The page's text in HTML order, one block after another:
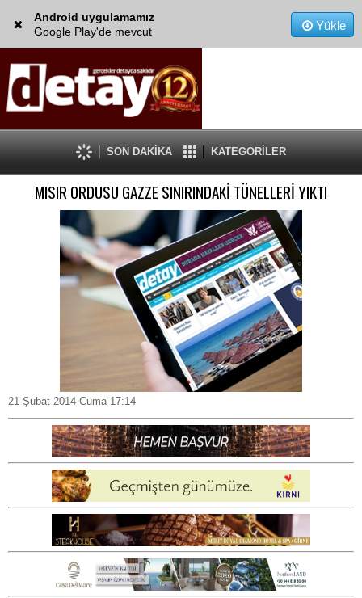
Android uygulamamız
Google Play'de mevcut
Yükle
SON DAKİKA KATEGORİLER
MISIR ORDUSU GAZZE SINIRINDAKİ TÜNELLERİ YIKTI
21 Şubat 2014 Cuma 17:14